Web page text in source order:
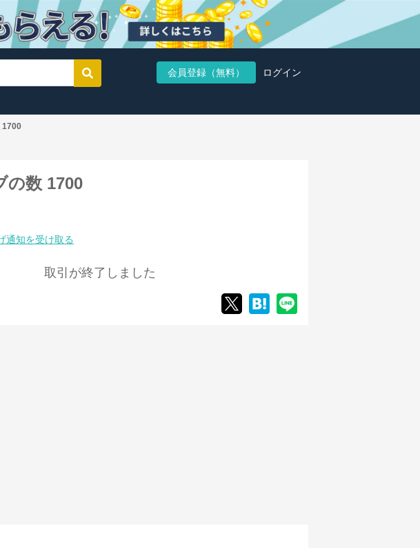
会員登録（無料） ログイン
1700
の数 1700
通知を受け取る
取引が終了しました